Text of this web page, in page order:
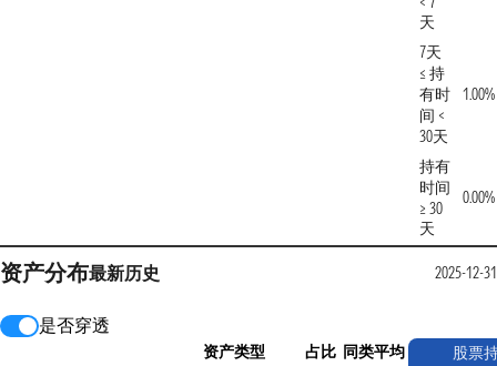
天
7天
≤ 持
有时
间 <
30天
1.00%
持有
时间
≥ 30
天
0.00%
资产分布最新历史 2025-12-31
是否穿透
资产类型 占比 同类平均
股票